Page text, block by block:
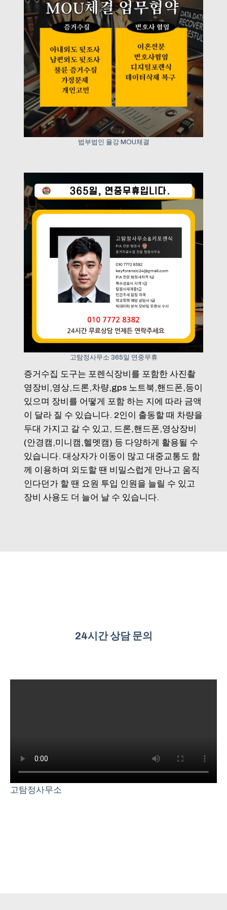
법부법인 율강 MOU체결
고탐정사무소 365일 연중무휴
증거수집 도구는 포렌식장비를 포함한 사진촬
영장비,영상,드론,차량,gps 노트북,핸드폰,등이
있으며 장비를 어떻게 포함 하는 지에 따라 금액
이 달라 질 수 있습니다. 2인이 출동할 때 차량을
두대 가지고 갈 수 있고, 드론,핸드폰,영상장비
(안경캠,미니캠,헬멧캠) 등 다양하게 활용될 수
있습니다. 대상자가 이동이 많고 대중교통도 함
께 이용하며 외도할 땐 비밀스럽게 만나고 움직
인다던가 할 땐 요원 투입 인원을 늘릴 수 있고
장비 사용도 더 늘어 날 수 있습니다.
24시간 상담 문의
고탐정사무소